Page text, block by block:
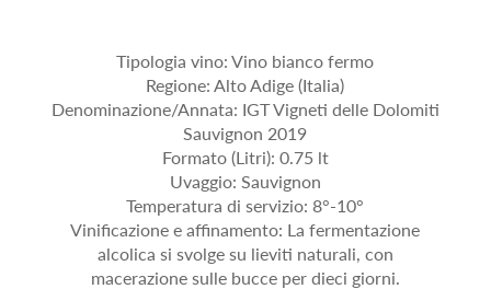
Tipologia vino: Vino bianco fermo
Regione: Alto Adige (Italia)
Denominazione/Annata: IGT Vigneti delle Dolomiti
Sauvignon 2019
Formato (Litri): 0.75 lt
Uvaggio: Sauvignon
Temperatura di servizio: 8°-10°
Vinificazione e affinamento: La fermentazione
alcolica si svolge su lieviti naturali, con
macerazione sulle bucce per dieci giorni.